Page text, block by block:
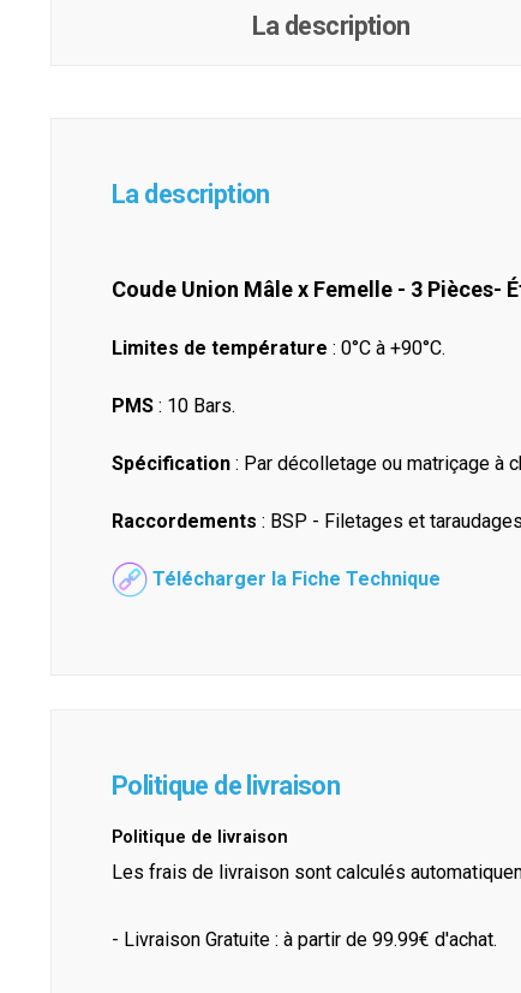
La description
La description
Coude Union Mâle x Femelle - 3
Limites de température : 0°C à +90°C.
PMS : 10 Bars.
Spécification : Par décolletage ou matriçage à
Raccordements : BSP - Filetages et
Télécharger la Fiche Technique
Politique de livraison
Politique de livraison
Les frais de livraison sont calculés
- Livraison Gratuite : à partir de 99.99€ d'achat.